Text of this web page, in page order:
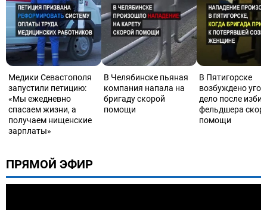
Медики Севастополя
запустили петицию:
«Мы ежедневно
спасаем жизни, а
получаем нищенские
зарплаты»
В Челябинске пьяная
компания напала на
бригаду скорой
помощи
В Пятигорске
возбуждено
дело после
фельдшера
помощи
ПРЯМОЙ ЭФИР